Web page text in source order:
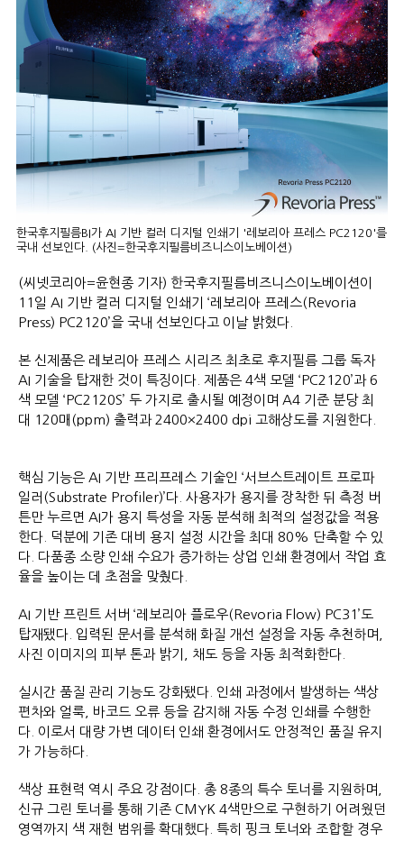
한국후지필름BI가 AI 기반 컬러 디지털 인쇄기 '레보리아 프레스 PC2120'를
국내 선보인다. (사진=한국후지필름비즈니스이노베이션)
(씨넷코리아=윤현종 기자) 한국후지필름비즈니스이노베이션이
11일 AI 기반 컬러 디지털 인쇄기 ‘레보리아 프레스(Revoria
Press) PC2120’을 국내 선보인다고 이날 밝혔다.
본 신제품은 레보리아 프레스 시리즈 최초로 후지필름 그룹 독자
AI 기술을 탑재한 것이 특징이다. 제품은 4색 모델 ‘PC2120’과 6
색 모델 ‘PC2120S’ 두 가지로 출시될 예정이며 A4 기준 분당 최
대 120매(ppm) 출력과 2400×2400 dpi 고해상도를 지원한다.
핵심 기능은 AI 기반 프리프레스 기술인 ‘서브스트레이트 프로파
일러(Substrate Profiler)’다. 사용자가 용지를 장착한 뒤 측정 버
튼만 누르면 AI가 용지 특성을 자동 분석해 최적의 설정값을 적용
한다. 덕분에 기존 대비 용지 설정 시간을 최대 80% 단축할 수 있
다. 다품종 소량 인쇄 수요가 증가하는 상업 인쇄 환경에서 작업 효
율을 높이는 데 초점을 맞췄다.
AI 기반 프린트 서버 ‘레보리아 플로우(Revoria Flow) PC31’도
탑재됐다. 입력된 문서를 분석해 화질 개선 설정을 자동 추천하며,
사진 이미지의 피부 톤과 밝기, 채도 등을 자동 최적화한다.
실시간 품질 관리 기능도 강화됐다. 인쇄 과정에서 발생하는 색상
편차와 얼룩, 바코드 오류 등을 감지해 자동 수정 인쇄를 수행한
다. 이로서 대량 가변 데이터 인쇄 환경에서도 안정적인 품질 유지
가 가능하다.
색상 표현력 역시 주요 강점이다. 총 8종의 특수 토너를 지원하며,
신규 그린 토너를 통해 기존 CMYK 4색만으로 구현하기 어려웠던
영역까지 색 재현 범위를 확대했다. 특히 핑크 토너와 조합할 경우